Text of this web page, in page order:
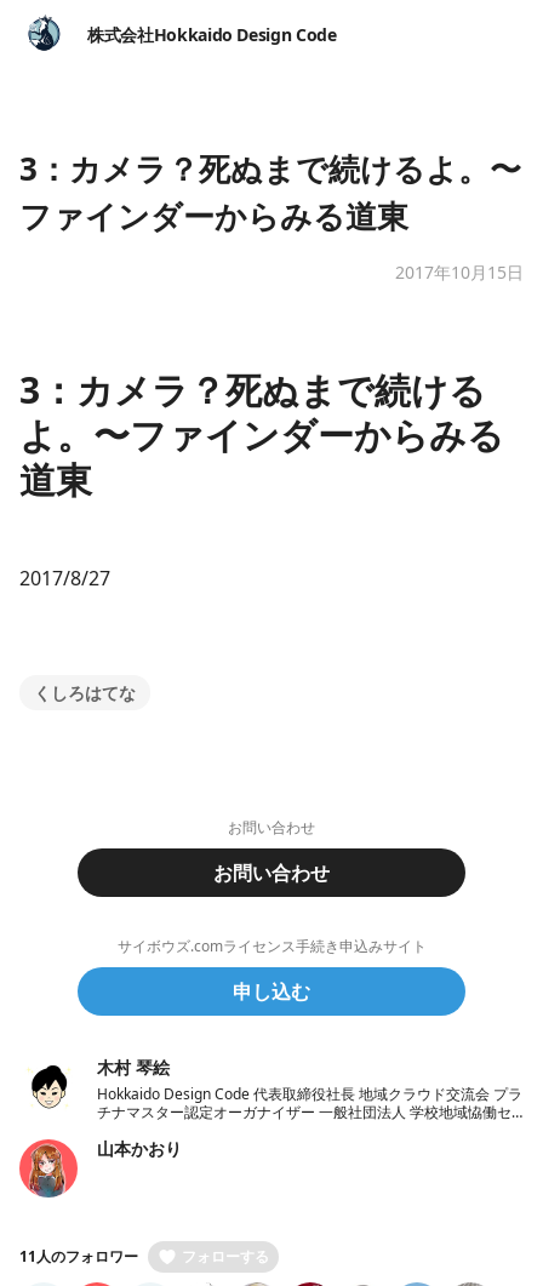
株式会社Hokkaido Design Code
3：カメラ？死ぬまで続けるよ。〜
ファインダーからみる道東
2017年10月15日
3：カメラ？死ぬまで続ける
よ。〜ファインダーからみる
道東
2017/8/27
くしろはてな
お問い合わせ
お問い合わせ
サイボウズ.comライセンス手続き申込みサイト
申し込む
木村 琴絵
Hokkaido Design Code 代表取締役社長 地域クラウド交流会 プラ
チナマスター認定オーガナイザー 一般社団法人 学校地域恊働セ
山本かおり
11人のフォロワー フォローする